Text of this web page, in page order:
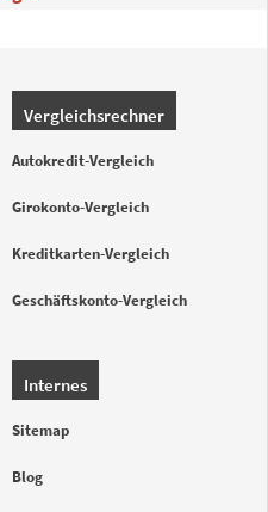
Vergleichsrechner
Autokredit-Vergleich
Girokonto-Vergleich
Kreditkarten-Vergleich
Geschäftskonto-Vergleich
Internes
Sitemap
Blog